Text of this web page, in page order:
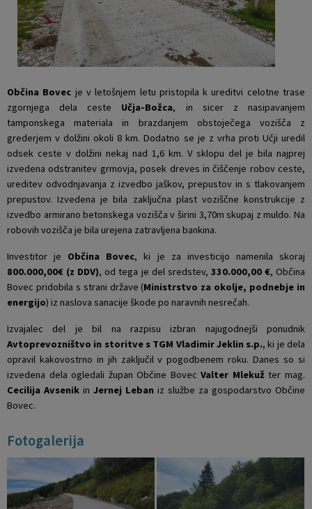
Občina Bovec je v letošnjem letu pristopila k ureditvi celotne trase
zgornjega dela ceste Učja-Božca, in sicer z nasipavanjem
tamponskega materiala in brazdanjem obstoječega vozišča z
grederjem v dolžini okoli 8 km. Dodatno se je z vrha proti Učji uredil
odsek ceste v dolžini nekaj nad 1,6 km. V sklopu del je bila najprej
izvedena odstranitev grmovja, posek dreves in čiščenje robov ceste,
ureditev odvodnjavanja z izvedbo jaškov, prepustov in s tlakovanjem
prepustov. Izvedena je bila zaključna plast voziščne konstrukcije z
izvedbo armirano betonskega vozišča v širini 3,70m skupaj z muldo. Na
robovih vozišča je bila urejena zatravljena bankina.
Investitor je Občina Bovec, ki je za investicijo namenila skoraj
800.000,00€ (z DDV), od tega je del sredstev, 330.000,00 €, Občina
Bovec pridobila s strani države (Ministrstvo za okolje, podnebje in
energijo) iz naslova sanacije škode po naravnih nesrečah.
Izvajalec del je bil na razpisu izbran najugodnejši ponudnik
Avtoprevozništvo in storitve s TGM Vladimir Jeklin s.p., ki je dela
opravil kakovostrno in jih zaključil v pogodbenem roku. Danes so si
izvedena dela ogledali župan Občine BovecValter Mlekužter mag.
Cecilija Avsenik in Jernej Leban iz službe za gospodarstvo Občine
Bovec.
Fotogalerija
Krajevne skupnosti
Naselja v občini
Pobratene občine
Organigram
Varstvo osebnih podatkov
Temeljni akti občine
Strateški dokumenti
Katalog informacij javnega značaja
Projekti in investicije
Prostorski akti občine
Predpisi in odloki
Občinski časopis
Proračun občine
Gosp. javne službe
Osmrtnice iz regije